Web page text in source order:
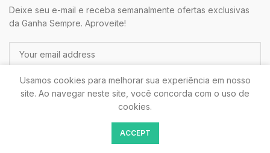
Deixe seu e-mail e receba semanalmente ofertas exclusivas
da Ganha Sempre. Aproveite!
Colocando seu E-mail estará de acordo com as
Usamos cookies para melhorar sua experiência em nosso
site. Ao navegar neste site, você concorda com o uso de
cookies.
ACCEPT